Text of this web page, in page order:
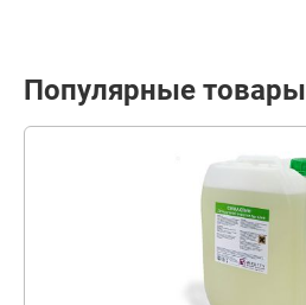
Популярные товары